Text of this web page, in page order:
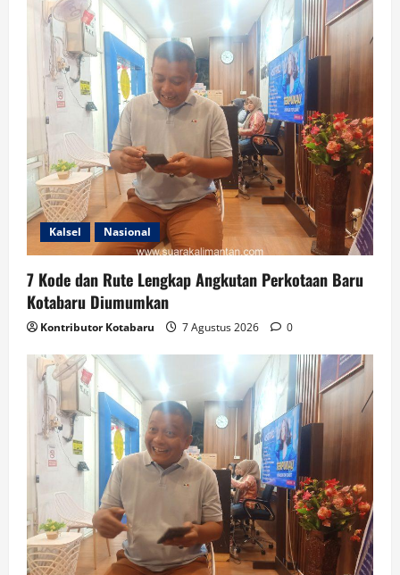
Kalsel Nasional
7 Kode dan Rute Lengkap Angkutan Perkotaan Baru
Kotabaru Diumumkan
Kontributor Kotabaru 7 Agustus 2026 0